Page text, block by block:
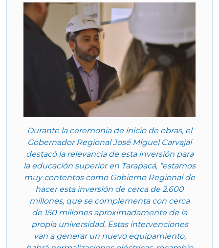
Durante la ceremonia de inicio de obras, el
Gobernador Regional José Miguel Carvajal
destacó la relevancia de esta inversión para
la educación superior en Tarapacá, “estamos
muy contentos como Gobierno Regional de
hacer esta inversión de cerca de 2.600
millones, que se complementa con cerca
de 150 millones aproximadamente de la
propia universidad. Estas intervenciones
van a generar un nuevo equipamiento,